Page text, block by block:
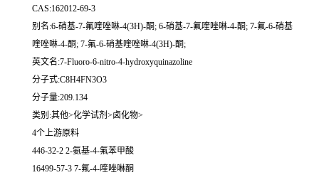
CAS:162012-69-3
别名:6-硝基-7-氟喹唑啉-4(3H)-酮; 6-硝基-7-氟喹唑啉-4-酮; 7-氟-6-硝基
喹唑啉-4-酮; 7-氟-6-硝基喹唑啉-4(3H)-酮;
英文名:7-Fluoro-6-nitro-4-hydroxyquinazoline
分子式:C8H4FN3O3
分子量:209.134
类别:其他>化学试剂>卤化物>
4个上游原料
446-32-2 2-氨基-4-氟苯甲酸
16499-57-3 7-氟-4-喹唑啉酮